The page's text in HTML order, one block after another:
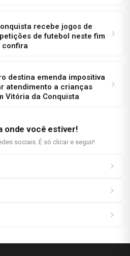
recebe jogos de
de futebol neste fim
confira
destina emenda impositiva
atendimento a crianças
Vitória da Conquista
onde você estiver!
sociais. É só clicar e seguir!